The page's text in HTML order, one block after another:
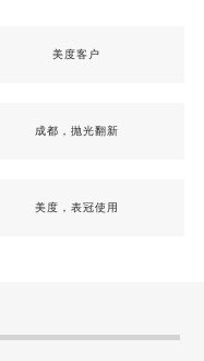
美度客户
成都，抛光翻新
美度，表冠使用